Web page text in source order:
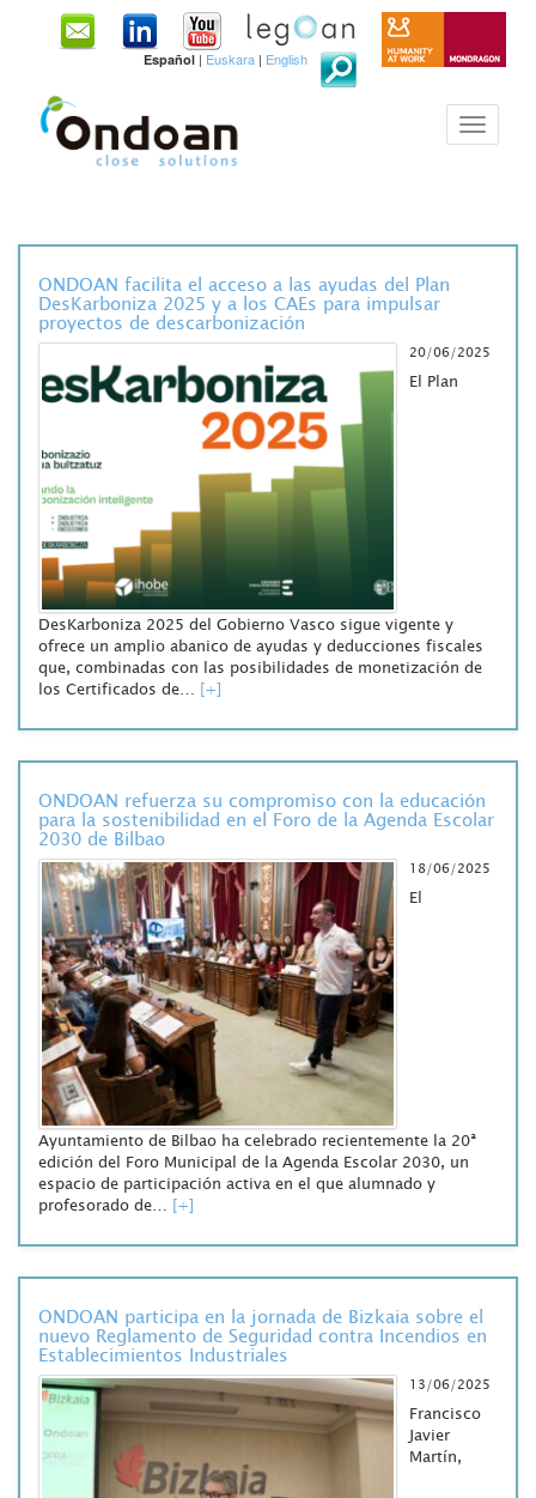
Español | Euskara | English
ONDOAN facilita el acceso a las ayudas del Plan
DesKarboniza 2025 y a los CAEs para impulsar
proyectos de descarbonización
20/06/2025
El Plan
DesKarboniza 2025 del Gobierno Vasco sigue vigente y
ofrece un amplio abanico de ayudas y deducciones fiscales
que, combinadas con las posibilidades de monetización de
los Certificados de… [+]
ONDOAN refuerza su compromiso con la educación
para la sostenibilidad en el Foro de la Agenda Escolar
2030 de Bilbao
18/06/2025
El
Ayuntamiento de Bilbao ha celebrado recientemente la 20ª
edición del Foro Municipal de la Agenda Escolar 2030, un
espacio de participación activa en el que alumnado y
profesorado de… [+]
ONDOAN participa en la jornada de Bizkaia sobre el
nuevo Reglamento de Seguridad contra Incendios en
Establecimientos Industriales
13/06/2025
Francisco
Javier
Martín,